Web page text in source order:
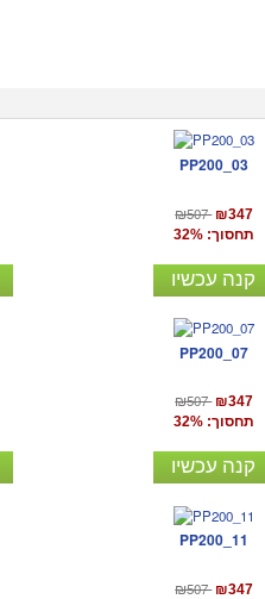
PP200_03
₪507 ₪347
תחסוך: 32%
קנה עכשיו
PP200_07
₪507 ₪347
תחסוך: 32%
קנה עכשיו
PP200_11
₪507 ₪347